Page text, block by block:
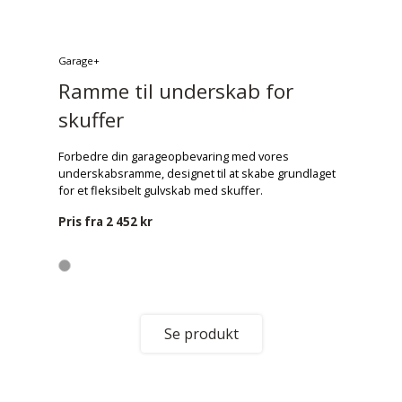
Garage+
Ramme til underskab for
skuffer
Forbedre din garageopbevaring med vores
underskabsramme, designet til at skabe grundlaget
for et fleksibelt gulvskab med skuffer.
Pris fra 2 452 kr
Se produkt